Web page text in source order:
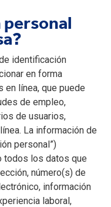
identificación
en forma
en línea, que puede
de empleo,
de usuarios,
La información de
personal”)
todos los datos que
número(s) de
información
laboral,